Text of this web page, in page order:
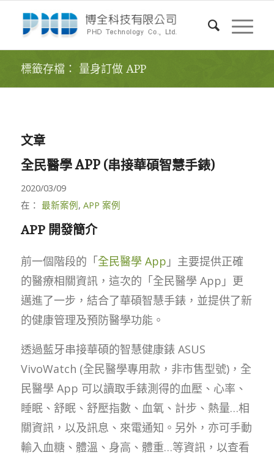
標籤存檔： 量身訂做 APP
文章
全民醫學 APP (串接華碩智慧手錶)
2020/03/09
在： 最新案例, APP 案例
APP 開發簡介
前一個階段的「全民醫學 App 」主要提供正確
的醫療相關資訊，這次的「全民醫學 App」更
邁進了一步，結合了華碩智慧手錶，並提供了新
的健康管理及預防醫學功能。
透過藍牙串接華碩的智慧健康錶 ASUS
VivoWatch (全民醫學專用款，非市售型號)，全
民醫學 App 可以讀取手錶測得的血壓、心率、
睡眠、舒眠、舒壓指數、血氧、計步、熱量…相
關資訊，以及訊息、來電通知。另外，亦可手動
輸入血糖、體溫、身高、體重…等資訊，以查看